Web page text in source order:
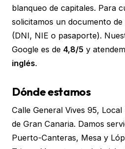
blanqueo de capitales. Para
solicitamos un documento
(DNI, NIE o pasaporte).
Google es de 4,8/5 y
inglés.
Dónde estamos
Calle General Vives 95,
de Gran Canaria. Damos
Puerto-Canteras, Mesa y